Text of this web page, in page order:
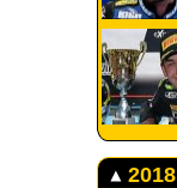
2018